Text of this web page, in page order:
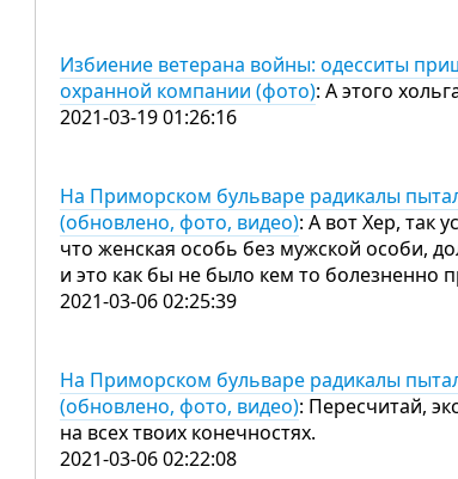
Избиение ветерана войны: одесситы
охранной компании (фото): А этого
2021-03-19 01:26:16
На Приморском бульваре радикалы
(обновлено, фото, видео): А вот Хер, так
что женская особь без мужской особи,
и это как бы не было кем то болезненно
2021-03-06 02:25:39
На Приморском бульваре радикалы
(обновлено, фото, видео): Пересчитай,
на всех твоих конечностях.
2021-03-06 02:22:08